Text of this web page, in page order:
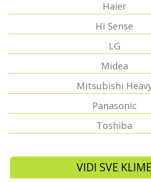
Haier
Hi Sense
LG
Midea
Mitsubishi
Panasonic
Toshiba
VIDI SVE KLIME